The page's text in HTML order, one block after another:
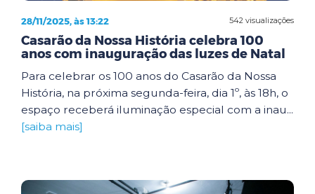
542 visualizações
28/11/2025, às 13:22
Casarão da Nossa História celebra 100
anos com inauguração das luzes de Natal
Para celebrar os 100 anos do Casarão da Nossa
História, na próxima segunda-feira, dia 1º, às 18h, o
espaço receberá iluminação especial com a inau...
[saiba mais]